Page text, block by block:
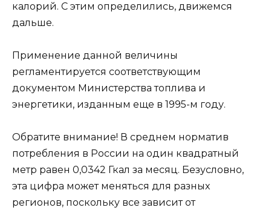
калорий. С этим определились, движемся
дальше.
Применение данной величины
регламентируется соответствующим
документом Министерства топлива и
энергетики, изданным еще в 1995-м году.
Обратите внимание! В среднем норматив
потребления в России на один квадратный
метр равен 0,0342 Гкал за месяц. Безусловно,
эта цифра может меняться для разных
регионов, поскольку все зависит от